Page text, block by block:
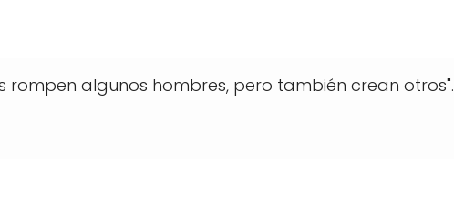
rompen algunos hombres, pero también crean otros".